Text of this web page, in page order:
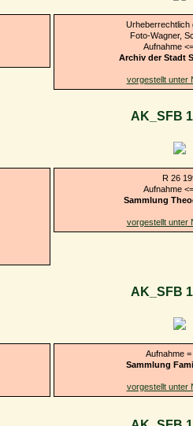
Urheberrechtlich
Foto-Wagner,
Aufnahme
Archiv der Stadt
vorgestellt unter
AK_SFB
R 26
Aufnahme
Sammlung
vorgestellt unter
AK_SFB
Aufnahme
Sammlung
vorgestellt unter